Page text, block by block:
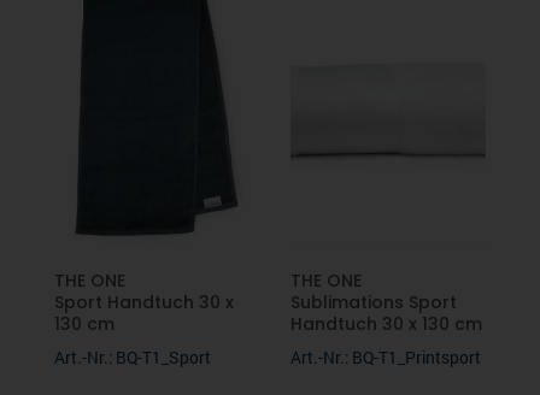
THE ONE
Sport Handtuch 30 x
130 cm
Art.-Nr.: BQ-T1_Sport
THE ONE
Sublimations Sport
Handtuch 30 x 130 cm
Art.-Nr.: BQ-T1_Printsport